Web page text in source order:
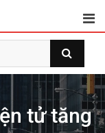
tử tăng